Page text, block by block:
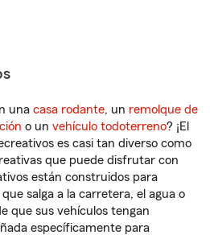
una casa rodante, un remolque de
o un vehículo todoterreno? ¡El
es casi tan diverso como
que puede disfrutar con
están construidos para
salga a la carretera, el agua o
que sus vehículos tengan
específicamente para